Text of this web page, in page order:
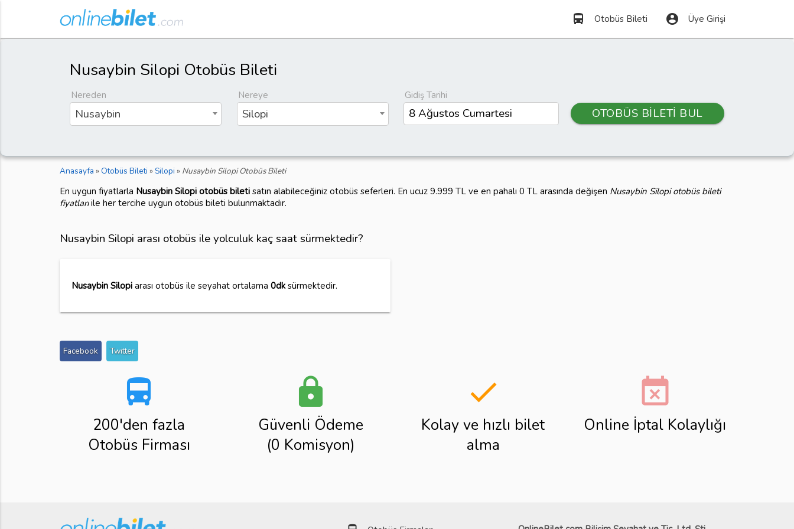
directions_bus Otobüs Bileti account_circle Üye Girişi
Nusaybin Silopi Otobüs Bileti
Nereden
Nusaybin
Nereye
Silopi
Gidiş Tarihi
OTOBÜS BİLETİ BUL
Anasayfa » Otobüs Bileti » Silopi » Nusaybin Silopi Otobüs Bileti
En uygun fiyatlarla Nusaybin Silopi otobüs biletisatın alabileceğiniz otobüs seferleri. En ucuz 9.999 TL ve en pahalı 0 TL arasında değişen Nusaybin Silopi otobüs bileti
fiyatlarıile her tercihe uygun otobüs bileti bulunmaktadır.
Nusaybin Silopi arası otobüs ile yolculuk kaç saat sürmektedir?
Nusaybin Silopiarası otobüs ile seyahat ortalama 0dksürmektedir.
Facebook Twitter
directions_bus
200'den fazla
Otobüs Firması
lock
Güvenli Ödeme
(0 Komisyon)
done
Kolay ve hızlı bilet
alma
event_busy
Online İptal Kolaylığı